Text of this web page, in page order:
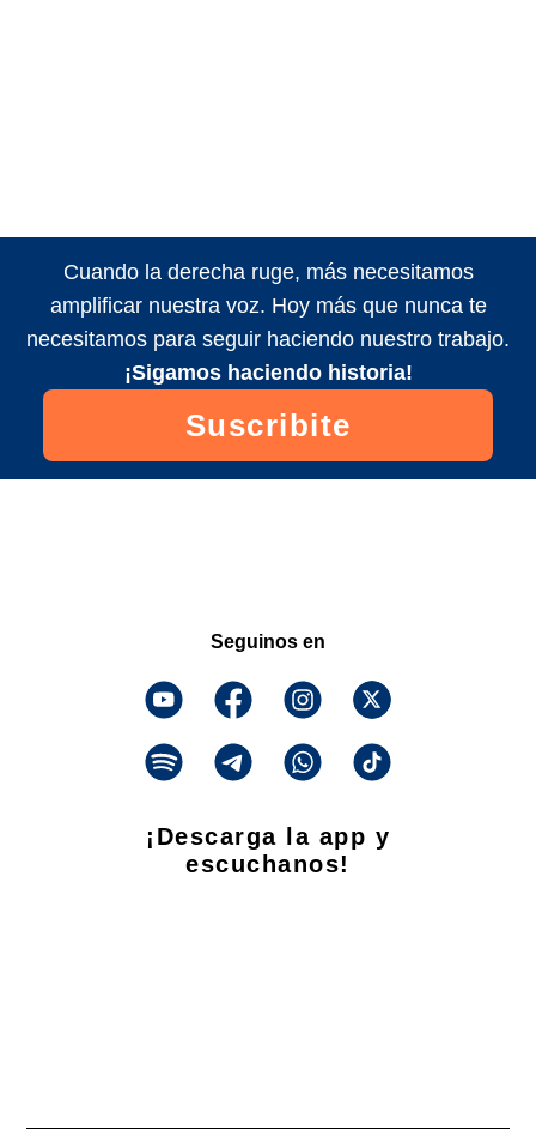
Cuando la derecha ruge, más necesitamos
amplificar nuestra voz. Hoy más que nunca te
necesitamos para seguir haciendo nuestro trabajo.
¡Sigamos haciendo historia!
Suscribite
Seguinos en
¡Descarga la app y
escuchanos!